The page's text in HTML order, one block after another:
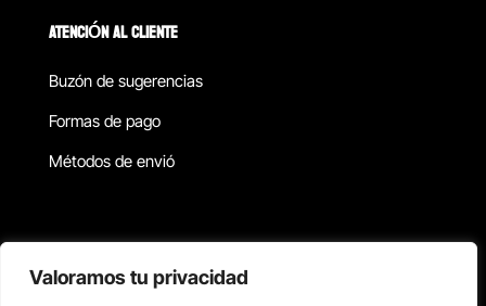
Valoramos tu privacidad
ATENCIÓN AL CLIENTE
Buzón de sugerencias
Formas de pago
Métodos de envió